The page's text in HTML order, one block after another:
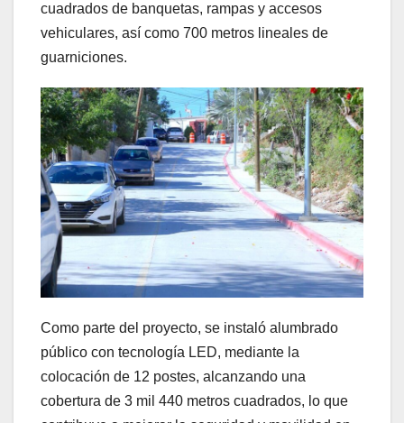
cuadrados de banquetas, rampas y accesos
vehiculares, así como 700 metros lineales de
guarniciones.
Como parte del proyecto, se instaló alumbrado
público con tecnología LED, mediante la
colocación de 12 postes, alcanzando una
cobertura de 3 mil 440 metros cuadrados, lo que